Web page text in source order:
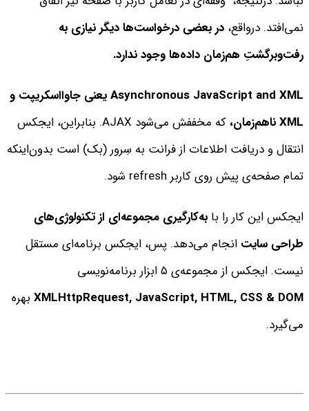
نمی‌افتد. درواقع، در بعضی درخواست‌ها دیگر نیازی به
رفت‌وبرگشتِ هم‌زمان داده‌‌ها وجود ندارد.
Asynchronous JavaScript and XML یعنی جاوااسکریپت و
XML ناهم‌زمان،
که مخففش می‌شود AJAX.
بنابراین، ایجکس
انتقال و دریافت اطلاعات از فرانت به سِرور (بک) است بدون‌اینکه
تمام صفحه‌ی پیش روی کاربر refresh شود.
ایجکس این کار را با به‌کارگیری مجموعه‌ای از تکنولوژی‌های
طراحی سایت انجام می‌دهد. پس،‌ ایجکس برنامه‌ای مستقل
نیست. ایجکس از مجموعه‌ی ۵ ابزار برنامه‌نویسی
XMLHttpRequest, JavaScript, HTML, CSS & DOM
بهره
می‌گیرد.